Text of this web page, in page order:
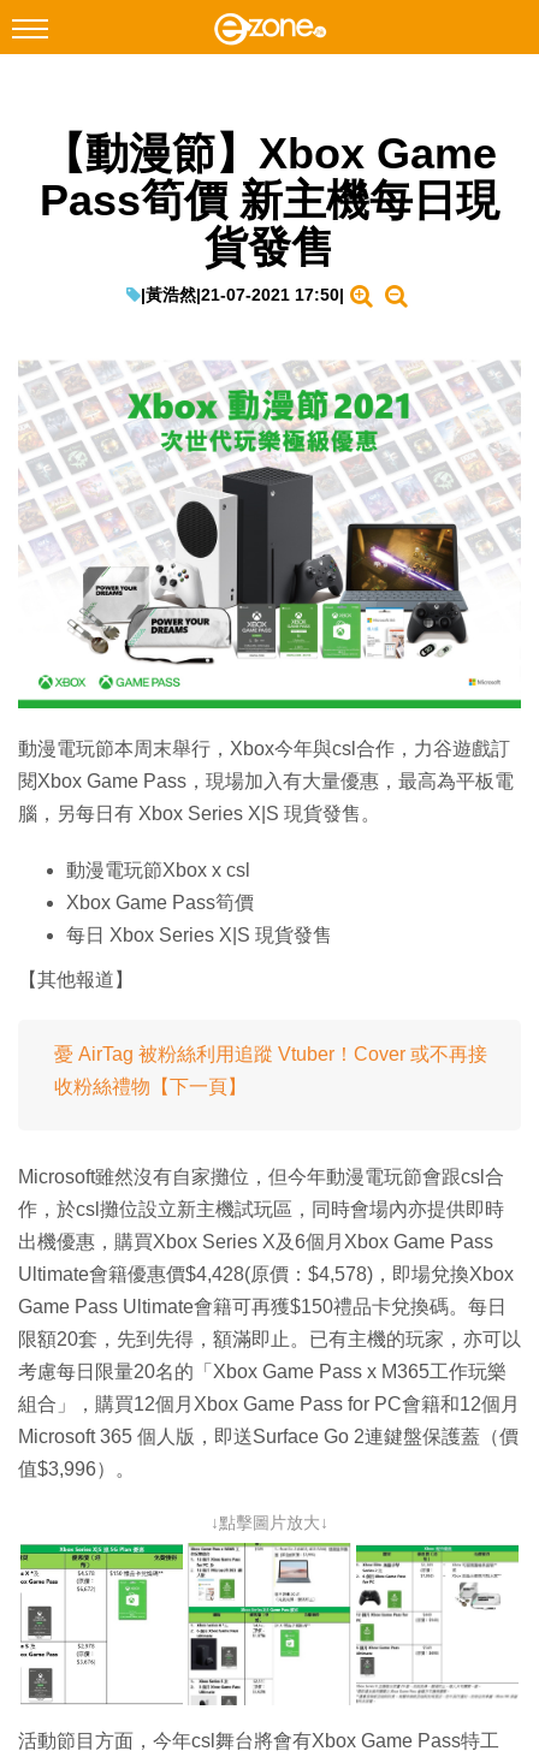
Facebook Instagram
科技焦點
EduTech
IT Times
生成式AI與雲端應用
Enterprise Digital Transformation
特集
【動漫節】Xbox Game
Pass筍價 新主機每日現
貨發售
|黃浩然|21-07-2021 17:50|
動漫電玩節本周末舉行，Xbox今年與csl合作，力谷遊戲訂
閱Xbox Game Pass，現場加入有大量優惠，最高為平板電
腦，另每日有 Xbox Series X|S 現貨發售。
動漫電玩節Xbox x csl
Xbox Game Pass筍價
每日 Xbox Series X|S 現貨發售
【其他報道】
憂 AirTag 被粉絲利用追蹤 Vtuber！Cover 或不再接
收粉絲禮物【下一頁】
Microsoft雖然沒有自家攤位，但今年動漫電玩節會跟csl合
作，於csl攤位設立新主機試玩區，同時會場內亦提供即時
出機優惠，購買Xbox Series X及6個月Xbox Game Pass
Ultimate會籍優惠價$4,428(原價：$4,578)，即場兌換Xbox
Game Pass Ultimate會籍可再獲$150禮品卡兌換碼。每日
限額20套，先到先得，額滿即止。已有主機的玩家，亦可以
考慮每日限量20名的「Xbox Game Pass x M365工作玩樂
組合」，購買12個月Xbox Game Pass for PC會籍和12個月
Microsoft 365 個人版，即送Surface Go 2連鍵盤保護蓋（價
值$3,996）。
↓點擊圖片放大↓
活動節目方面，今年csl舞台將會有Xbox Game Pass特工